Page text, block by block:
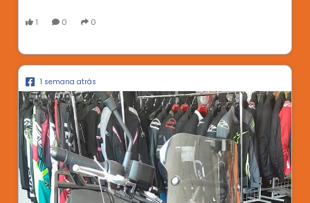
1 0 0
1 semana atrás